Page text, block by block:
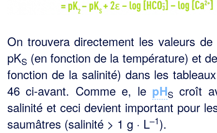
On trouvera directement les valeurs de
pKS (en fonction de la température) et
fonction de la salinité) dans les
46 ci-avant. Comme e, le pHS croît
salinité et ceci devient important pour
saumâtres (salinité > 1 g · L–1).